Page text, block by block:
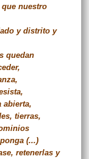
nuestro
y distrito y
quedan
abierta,
tierras,
(...)
retenerlas y